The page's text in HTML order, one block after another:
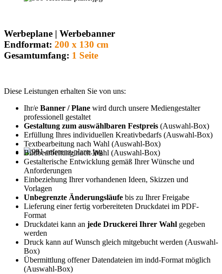
Werbeplane | Werbebanner
Endformat: 200 x 130 cm
Gesamtumfang: 1 Seite
Diese Leistungen erhalten Sie von uns:
Ihr/e Banner / Plane wird durch unsere Mediengestalter
professionell gestaltet
Gestaltung zum auswählbaren Festpreis (Auswahl-Box)
Erfüllung Ihres individuellen Kreativbedarfs (Auswahl-Box)
Textbearbeitung nach Wahl (Auswahl-Box)
Bildbearbeitung nach Wahl (Auswahl-Box)
Gestalterische Entwicklung gemäß Ihrer Wünsche und
Anforderungen
Einbeziehung Ihrer vorhandenen Ideen, Skizzen und
Vorlagen
Unbegrenzte Änderungsläufe bis zu Ihrer Freigabe
Lieferung einer fertig vorbereiteten Druckdatei im PDF-
Format
Druckdatei kann an jede Druckerei Ihrer Wahl gegeben
werden
Druck kann auf Wunsch gleich mitgebucht werden (Auswahl-
Box)
Übermittlung offener Datendateien im indd-Format möglich
(Auswahl-Box)